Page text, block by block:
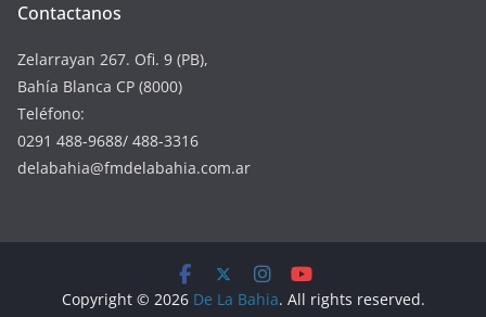
Contactanos
Zelarrayan 267. Ofi. 9 (PB),
Bahía Blanca CP (8000)
Teléfono:
0291 488-9688/ 488-3316
delabahia@fmdelabahia.com.ar
Copyright © 2026 De La Bahia. All rights reserved.